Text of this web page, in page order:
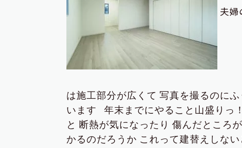
夫婦
は施工部分が広くて 写真を撮るのに
います
年末までにやること山盛りっ！
と 断熱が気になったり 傷んだところ
かるのだろうか これって建替えしない